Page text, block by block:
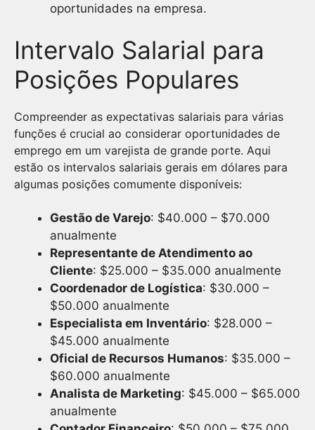
oportunidades na empresa.
Intervalo Salarial para
Posições Populares
Compreender as expectativas salariais para várias
funções é crucial ao considerar oportunidades de
emprego em um varejista de grande porte. Aqui
estão os intervalos salariais gerais em dólares para
algumas posições comumente disponíveis:
Gestão de Varejo: $40.000 – $70.000
anualmente
Representante de Atendimento ao
Cliente: $25.000 – $35.000 anualmente
Coordenador de Logística: $30.000 –
$50.000 anualmente
Especialista em Inventário: $28.000 –
$45.000 anualmente
Oficial de Recursos Humanos: $35.000 –
$60.000 anualmente
Analista de Marketing: $45.000 – $65.000
anualmente